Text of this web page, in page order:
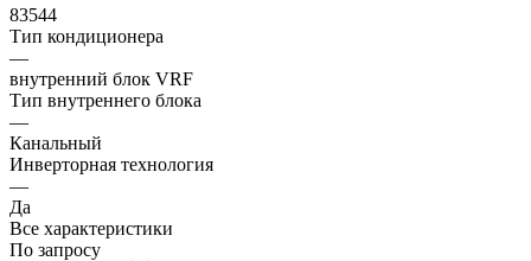
83544
Тип кондиционера
—
внутренний блок VRF
Тип внутреннего блока
—
Канальный
Инверторная технология
—
Да
Все характеристики
По запросу